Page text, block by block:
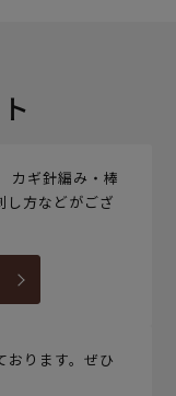
カギ針編み・棒
し方などがござ
おります。ぜひ